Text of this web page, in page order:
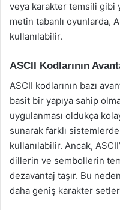
veya karakter temsili gibi
metin tabanlı oyunlarda,
kullanılabilir.
ASCII Kodlarının
ASCII kodlarının bazı
basit bir yapıya sahip
uygulanması oldukça
sunarak farklı
kullanılabilir. Ancak,
dillerin ve sembollerin
dezavantaj taşır. Bu
daha geniş karakter